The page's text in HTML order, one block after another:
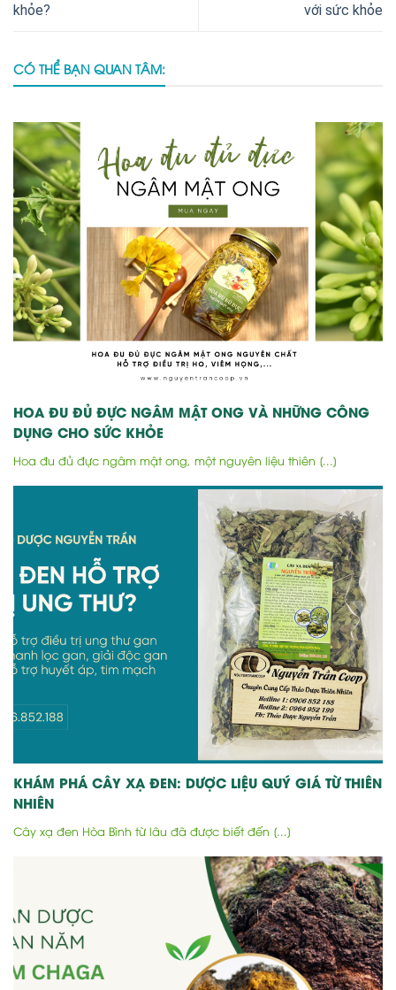
khỏe?
với sức khỏe
CÓ THỂ BẠN QUAN TÂM:
HOA ĐU ĐỦ ĐỰC NGÂM MẬT ONG VÀ NHỮNG CÔNG
DỤNG CHO SỨC KHỎE
Hoa đu đủ đực ngâm mật ong, một nguyên liệu thiên [...]
KHÁM PHÁ CÂY XẠ ĐEN: DƯỢC LIỆU QUÝ GIÁ TỪ THIÊN
NHIÊN
Cây xạ đen Hòa Bình từ lâu đã được biết đến [...]